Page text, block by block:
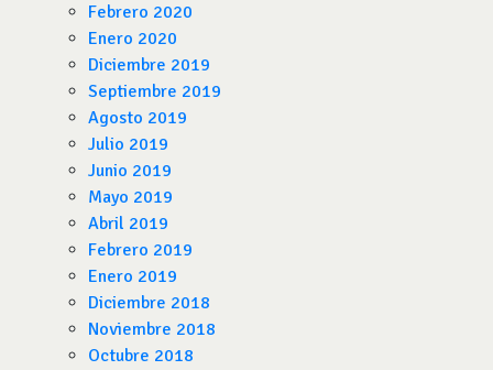
Febrero 2020
Enero 2020
Diciembre 2019
Septiembre 2019
Agosto 2019
Julio 2019
Junio 2019
Mayo 2019
Abril 2019
Febrero 2019
Enero 2019
Diciembre 2018
Noviembre 2018
Octubre 2018